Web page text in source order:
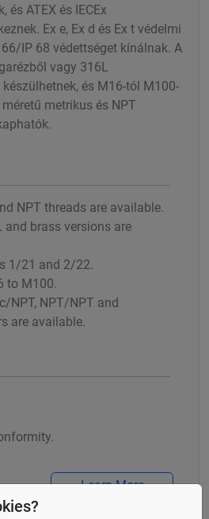
és ATEX és IECEx
Ex e, Ex d és Ex t védelmi
IP 68 védettséget kínálnak. A
vagy 316L
és M16-tól M100-
metrikus és NPT
NPT threads are available.
and brass versions are
1/21 and 2/22.
to M100.
NPT, NPT/NPT and
are available.
Learn More